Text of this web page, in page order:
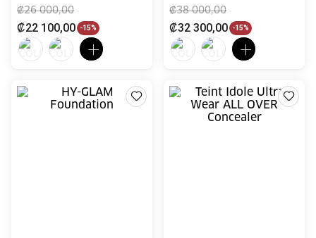
₡26 000,00
₡22 100,00 -15%
Place Mate Larga
duración SPF 10
₡38 000,00
₡32 300,00 -15%